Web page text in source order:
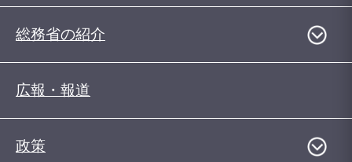
総務省の紹介
広報・報道
政策